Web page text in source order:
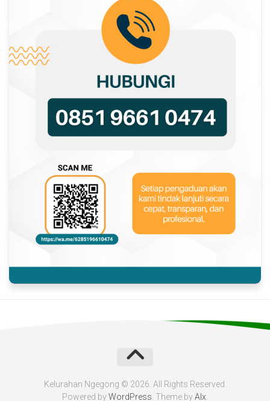
Kelurahan Ngegong © 2026. All Rights Reserved.
Powered byWordPress . Theme byAlx